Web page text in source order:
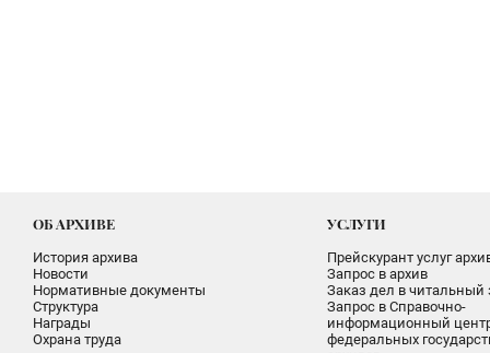
ОБ АРХИВЕ
История архива
Новости
Нормативные документы
Структура
Награды
Охрана труда
УСЛУГИ
Прейскурант услуг
Запрос в архив
Заказ дел в читальный
Запрос в Справочно-
информационный
федеральных